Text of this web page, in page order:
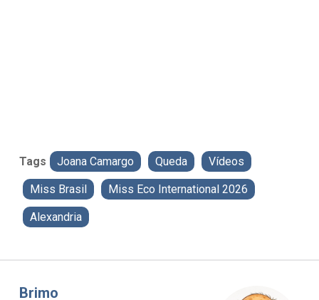
Tags Joana Camargo Queda Vídeos
Miss Brasil Miss Eco International 2026
Alexandria